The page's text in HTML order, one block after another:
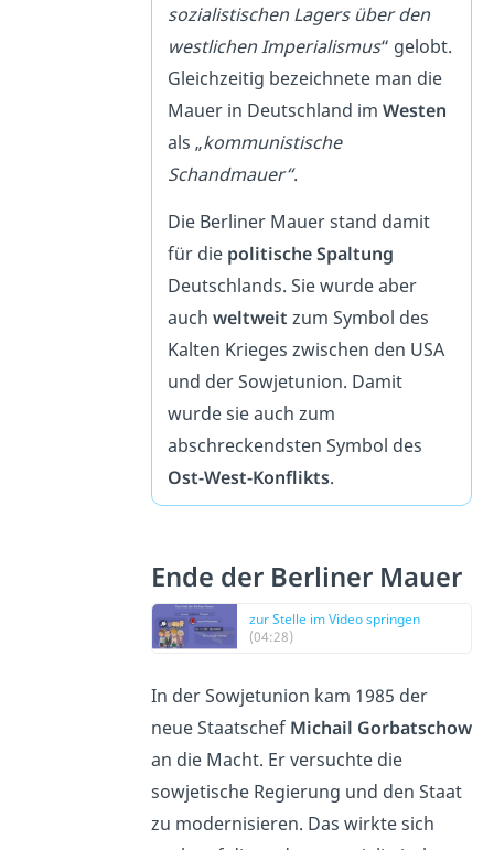
sozialistischen Lagers über den
westlichen Imperialismus“ gelobt.
Gleichzeitig bezeichnete man die
Mauer in Deutschland im Westen
als „kommunistische
Schandmauer“.
Die Berliner Mauer stand damit
für die politische Spaltung
Deutschlands. Sie wurde aber
auch weltweit zum Symbol des
Kalten Krieges zwischen den USA
und der Sowjetunion. Damit
wurde sie auch zum
abschreckendsten Symbol des
Ost-West-Konflikts.
Ende der Berliner Mauer
zur Stelle im Video springen
(04:28)
In der Sowjetunion kam 1985 der
neue Staatschef Michail Gorbatschow
an die Macht. Er versuchte die
sowjetische Regierung und den Staat
zu modernisieren. Das wirkte sich